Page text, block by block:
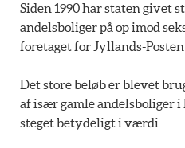
Siden 1990 har staten givet
andelsboliger på op imod
foretaget for Jyllands-
Det store beløb er blevet
af især gamle andelsboliger
steget betydeligt i værdi.